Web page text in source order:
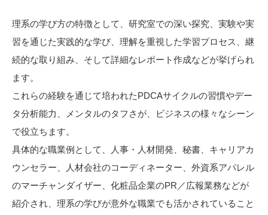
理系の学び方の特徴として、研究室での深い探究、実験や実
習を通じた実践的な学び、理解を重視した学習プロセス、継
続的な取り組み、そして詳細なレポート作成などが挙げられ
ます。
これらの経験を通じて培われたPDCAサイクルの習慣やデー
タ分析能力、メンタルのタフさが、ビジネスの様々なシーン
で役立ちます。
具体的な職業例として、人事・人材開発、秘書、キャリアカ
ウンセラー、人材会社のコーディネーター、外資系アパレル
のマーチャンダイザー、化粧品企業のPR／広報業務などが
紹介され、理系の学びが意外な職業でも活かされていること